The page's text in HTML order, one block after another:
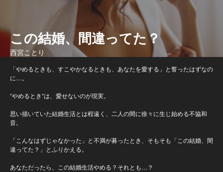
この結婚、間違ってた？
西宮ことり
「やめるときも、すこやかなるときも、あなたを愛する」と誓ったはずなの
に…。
“やめるとき“は、愛せないのが現実。
思い描いていた結婚生活とは程遠く、二人の間に徐々に生じ始める不協和
音。
「こんなはずじゃなかった」と不満が募ったとき、そもそも「この結婚、間
違ってた？」とふりかえる。
あなただったら、この結婚生活やめる？それとも…？